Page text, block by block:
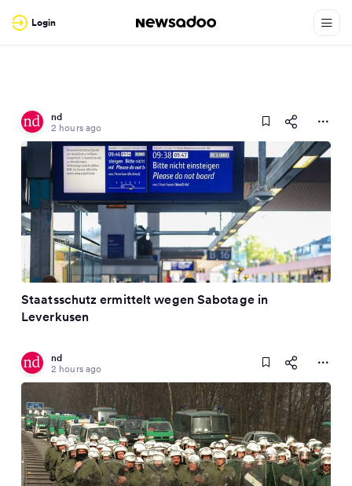
Login
nd
2 hours ago
Staatsschutz ermittelt wegen Sabotage in
Leverkusen
nd
2 hours ago